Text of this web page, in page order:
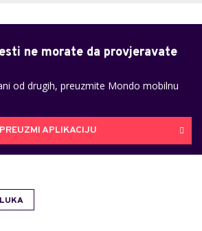
ne morate da provjeravate
od drugih, preuzmite Mondo mobilnu
PREUZMI APLIKACIJU